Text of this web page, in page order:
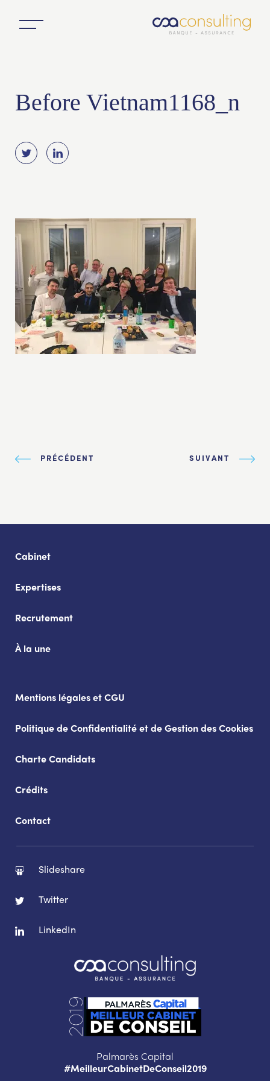
Before Vietnam1168_n
PRÉCÉDENT SUIVANT
Palmarès Capital
#MeilleurCabinetDeConseil2019
Cabinet
Expertises
Recrutement
À la une
Mentions légales et CGU
Politique de Confidentialité et de Gestion des Cookies
Charte Candidats
Crédits
Contact
Slideshare
Twitter
LinkedIn